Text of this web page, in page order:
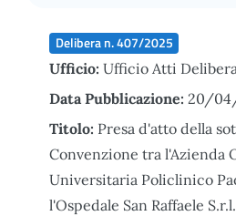
Delibera n. 407/2025
Ufficio: Ufficio Atti
Data Pubblicazione: 20/
Titolo: Presa d'atto della
Convenzione tra l'Azienda
Universitaria Policlinico
l'Ospedale San Raffaele